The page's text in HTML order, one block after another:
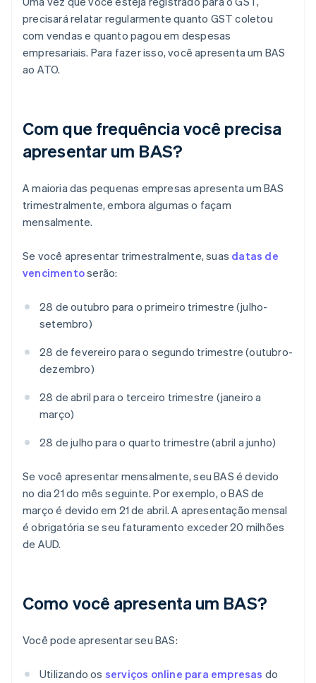
precisará relatar regularmente quanto GST coletou
com vendas e quanto pagou em despesas
empresariais. Para fazer isso, você apresenta um BAS
ao ATO.
Com que frequência você precisa
apresentar um BAS?
A maioria das pequenas empresas apresenta um BAS
trimestralmente, embora algumas o façam
mensalmente.
Se você apresentar trimestralmente, suas datas de
vencimentoserão:
28 de outubro para o primeiro trimestre (julho-
setembro)
28 de fevereiro para o segundo trimestre (outubro-
dezembro)
28 de abril para o terceiro trimestre (janeiro a
março)
28 de julho para o quarto trimestre (abril a junho)
Se você apresentar mensalmente, seu BAS é devido
no dia 21 do mês seguinte. Por exemplo, o BAS de
março é devido em 21 de abril. A apresentação mensal
é obrigatória se seu faturamento exceder 20 milhões
de AUD.
Como você apresenta um BAS?
Você pode apresentar seu BAS:
Utilizando os serviços online para empresas do